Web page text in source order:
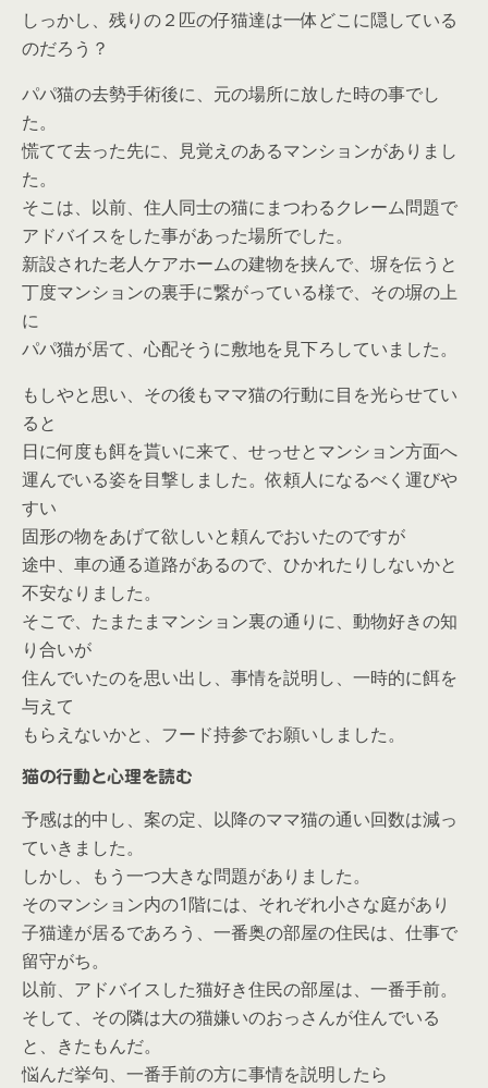
しっかし、残りの２匹の仔猫達は一体どこに隠している
のだろう？
パパ猫の去勢手術後に、元の場所に放した時の事でし
た。
慌てて去った先に、見覚えのあるマンションがありまし
た。
そこは、以前、住人同士の猫にまつわるクレーム問題で
アドバイスをした事があった場所でした。
新設された老人ケアホームの建物を挟んで、塀を伝うと
丁度マンションの裏手に繋がっている様で、その塀の上
に
パパ猫が居て、心配そうに敷地を見下ろしていました。
もしやと思い、その後もママ猫の行動に目を光らせてい
ると
日に何度も餌を貰いに来て、せっせとマンション方面へ
運んでいる姿を目撃しました。依頼人になるべく運びや
すい
固形の物をあげて欲しいと頼んでおいたのですが
途中、車の通る道路があるので、ひかれたりしないかと
不安なりました。
そこで、たまたまマンション裏の通りに、動物好きの知
り合いが
住んでいたのを思い出し、事情を説明し、一時的に餌を
与えて
もらえないかと、フード持参でお願いしました。
猫の行動と心理を読む
予感は的中し、案の定、以降のママ猫の通い回数は減っ
ていきました。
しかし、もう一つ大きな問題がありました。
そのマンション内の1階には、それぞれ小さな庭があり
子猫達が居るであろう、一番奥の部屋の住民は、仕事で
留守がち。
以前、アドバイスした猫好き住民の部屋は、一番手前。
そして、その隣は大の猫嫌いのおっさんが住んでいる
と、きたもんだ。
悩んだ挙句、一番手前の方に事情を説明したら